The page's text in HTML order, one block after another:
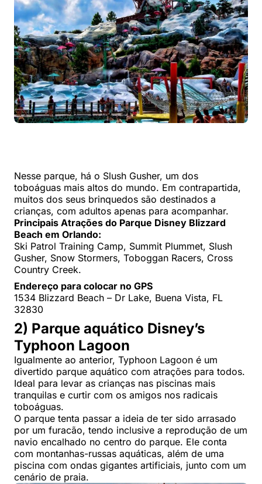
Nesse parque, há o Slush Gusher, um dos
toboáguas mais altos do mundo. Em contrapartida,
muitos dos seus brinquedos são destinados a
crianças, com adultos apenas para acompanhar.
Principais Atrações do Parque Disney Blizzard
Beach em Orlando:
Ski Patrol Training Camp, Summit Plummet, Slush
Gusher, Snow Stormers, Toboggan Racers, Cross
Country Creek.
Endereço para colocar no GPS
1534 Blizzard Beach – Dr Lake, Buena Vista, FL
32830
2) Parque aquático Disney’s
Typhoon Lagoon
Igualmente ao anterior, Typhoon Lagoon é um
divertido parque aquático com atrações para todos.
Ideal para levar as crianças nas piscinas mais
tranquilas e curtir com os amigos nos radicais
toboáguas.
O parque tenta passar a ideia de ter sido arrasado
por um furacão, tendo inclusive a reprodução de um
navio encalhado no centro do parque. Ele conta
com montanhas-russas aquáticas, além de uma
piscina com ondas gigantes artificiais, junto com um
cenário de praia.